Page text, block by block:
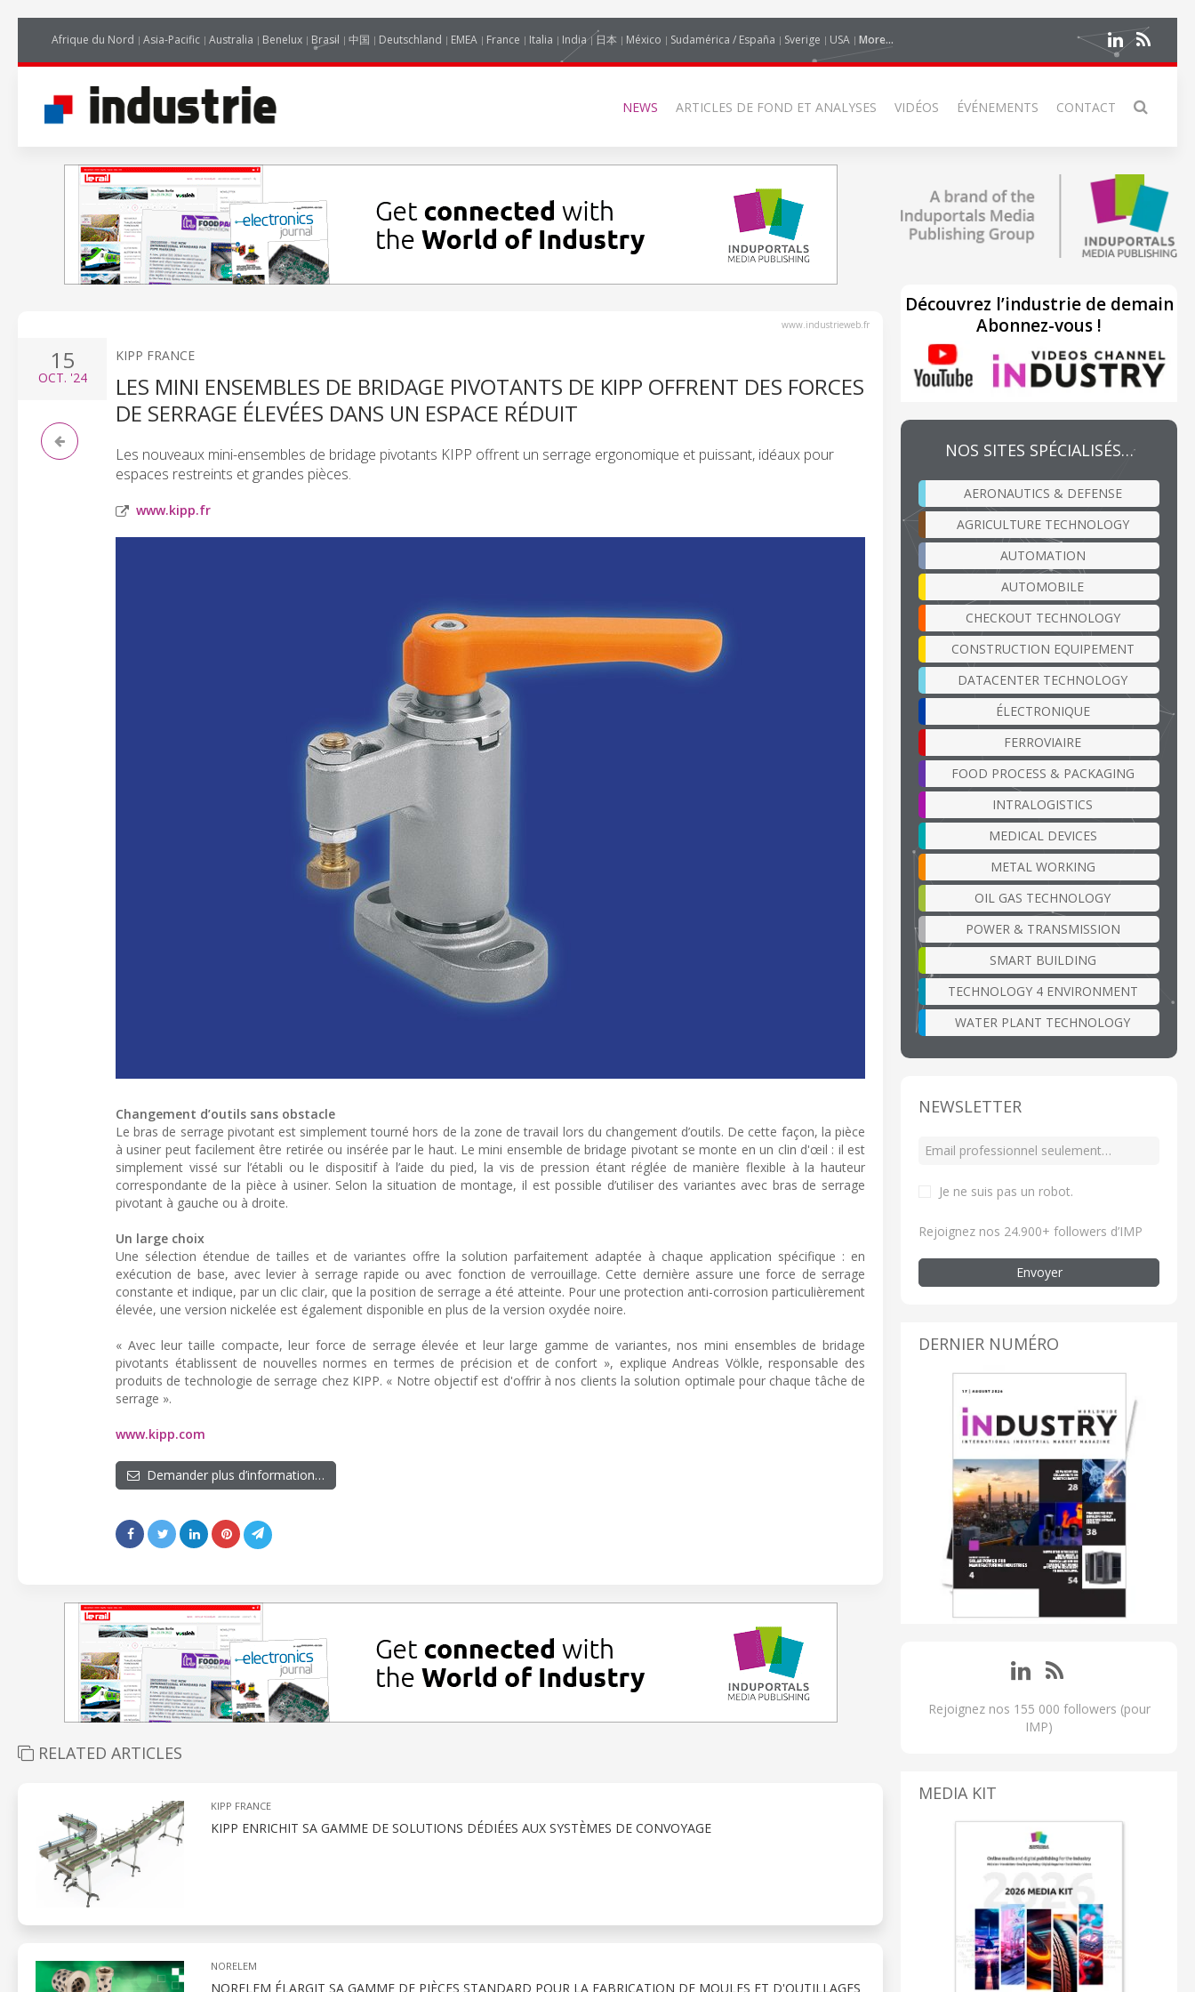
Afrique du Nord Asia-Pacific Australia Benelux Brasil 中国 Deutschland EMEA France Italia India 日本 México Sudamérica / España Sverige USA More...
NEWS ARTICLES DE FOND ET ANALYSES VIDÉOS ÉVÉNEMENTS CONTACT
www.industrieweb.fr
15
OCT. '24
KIPP FRANCE
LES MINI ENSEMBLES DE BRIDAGE PIVOTANTS DE KIPP OFFRENT DES FORCES
DE SERRAGE ÉLEVÉES DANS UN ESPACE RÉDUIT
Les nouveaux mini-ensembles de bridage pivotants KIPP offrent un serrage ergonomique et puissant, idéaux pour
espaces restreints et grandes pièces.
www.kipp.fr
Changement d’outils sans obstacle
Le bras de serrage pivotant est simplement tourné hors de la zone de travail lors du changement d’outils. De cette façon, la pièce
à usiner peut facilement être retirée ou insérée par le haut. Le mini ensemble de bridage pivotant se monte en un clin d'œil : il est
simplement vissé sur l’établi ou le dispositif à l’aide du pied, la vis de pression étant réglée de manière flexible à la hauteur
correspondante de la pièce à usiner. Selon la situation de montage, il est possible d’utiliser des variantes avec bras de serrage
pivotant à gauche ou à droite.
Un large choix
Une sélection étendue de tailles et de variantes offre la solution parfaitement adaptée à chaque application spécifique : en
exécution de base, avec levier à serrage rapide ou avec fonction de verrouillage. Cette dernière assure une force de serrage
constante et indique, par un clic clair, que la position de serrage a été atteinte. Pour une protection anti-corrosion particulièrement
élevée, une version nickelée est également disponible en plus de la version oxydée noire.
« Avec leur taille compacte, leur force de serrage élevée et leur large gamme de variantes, nos mini ensembles de bridage
pivotants établissent de nouvelles normes en termes de précision et de confort », explique Andreas Völkle, responsable des
produits de technologie de serrage chez KIPP. « Notre objectif est d'offrir à nos clients la solution optimale pour chaque tâche de
serrage ».
www.kipp.com
Demander plus d’information…
RELATED ARTICLES
KIPP FRANCE
KIPP ENRICHIT SA GAMME DE SOLUTIONS DÉDIÉES AUX SYSTÈMES DE CONVOYAGE
NORELEM
NORELEM ÉLARGIT SA GAMME DE PIÈCES STANDARD POUR LA FABRICATION DE MOULES ET D'OUTILLAGES
Découvrez l’industrie de demain
Abonnez-vous !
NOS SITES SPÉCIALISÉS…
AERONAUTICS & DEFENSE
AGRICULTURE TECHNOLOGY
AUTOMATION
AUTOMOBILE
CHECKOUT TECHNOLOGY
CONSTRUCTION EQUIPEMENT
DATACENTER TECHNOLOGY
ÉLECTRONIQUE
FERROVIAIRE
FOOD PROCESS & PACKAGING
INTRALOGISTICS
MEDICAL DEVICES
METAL WORKING
OIL GAS TECHNOLOGY
POWER & TRANSMISSION
SMART BUILDING
TECHNOLOGY 4 ENVIRONMENT
WATER PLANT TECHNOLOGY
NEWSLETTER
Je ne suis pas un robot.
Rejoignez nos 24.900+ followers d’IMP
Envoyer
DERNIER NUMÉRO
Rejoignez nos 155 000 followers (pour
IMP)
MEDIA KIT